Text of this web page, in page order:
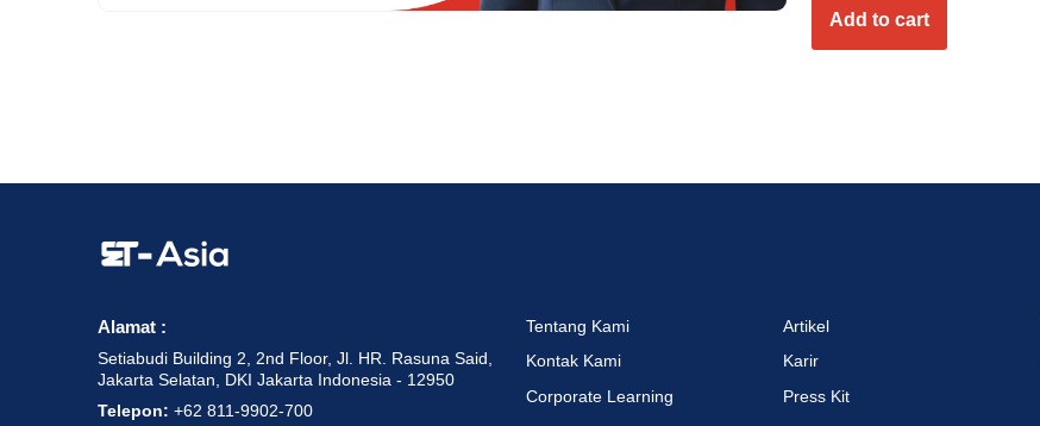
Add to cart
Alamat :
Setiabudi Building 2, 2nd Floor, Jl. HR. Rasuna Said,
Jakarta Selatan, DKI Jakarta Indonesia - 12950
Telepon: +62 811-9902-700
Tentang Kami
Kontak Kami
Corporate Learning
Artikel
Karir
Press Kit